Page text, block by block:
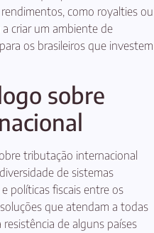
como royalties ou
criar um ambiente de
os brasileiros que investem
sobre
tributação internacional
de sistemas
políticas fiscais entre os
que atendam a todas
de alguns países